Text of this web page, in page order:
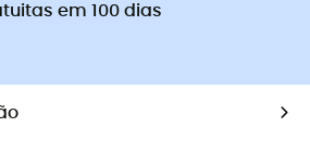
em 100 dias